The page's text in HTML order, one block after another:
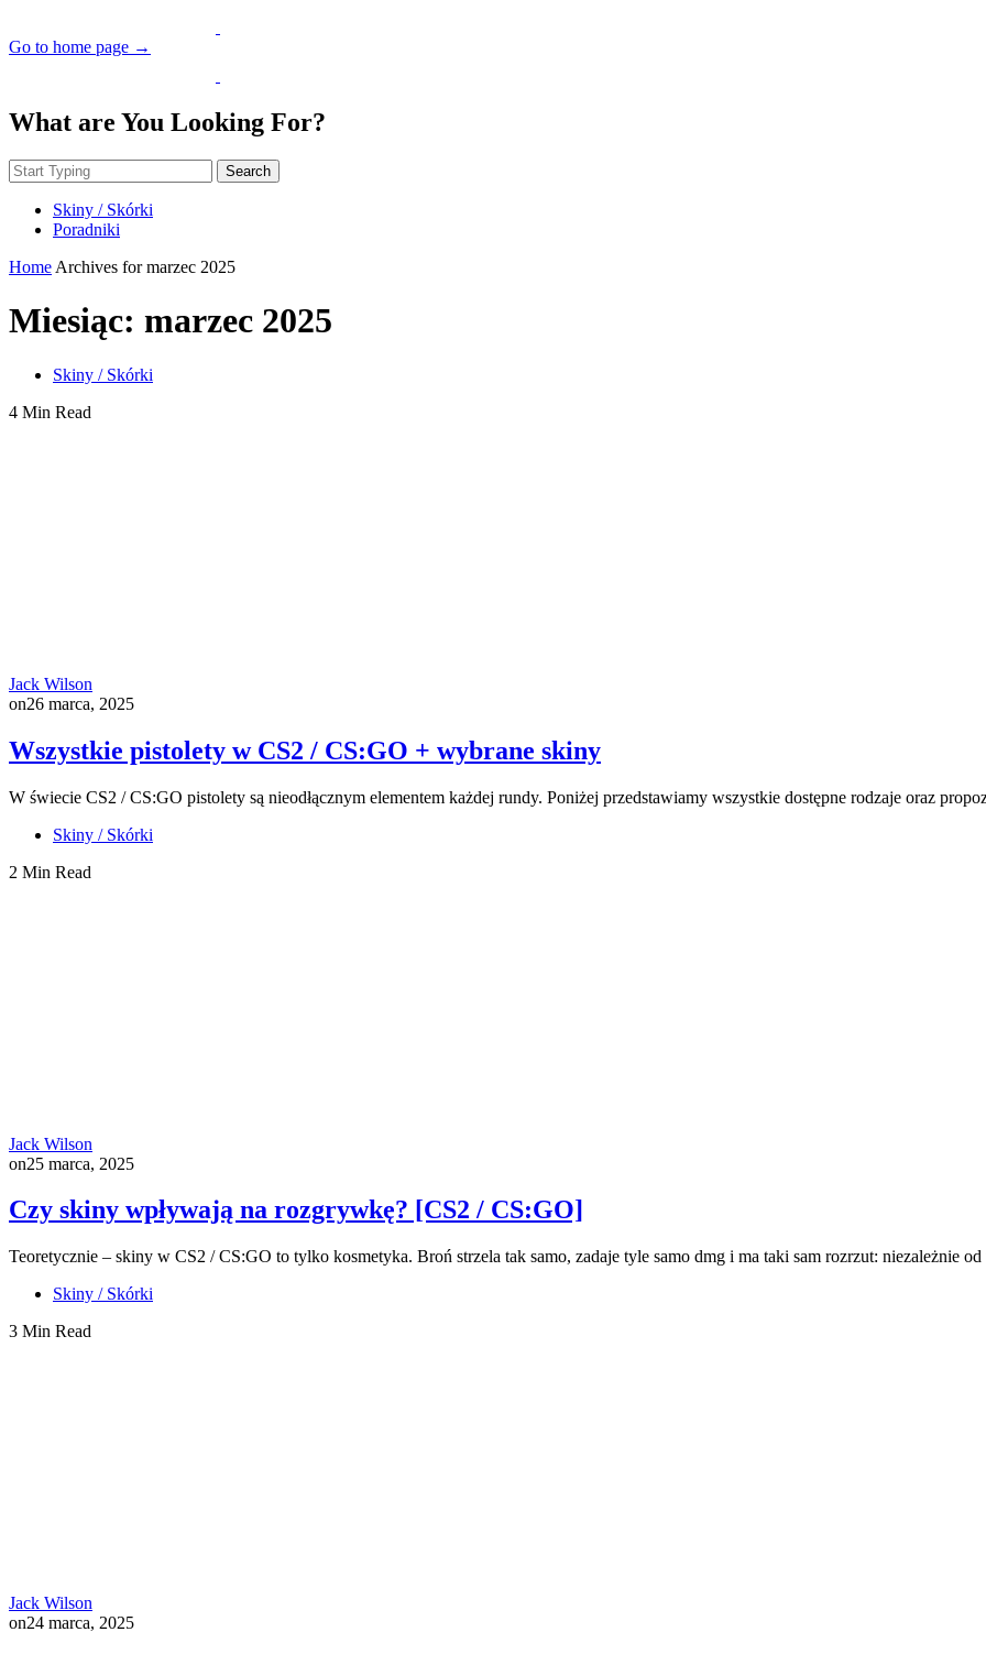
Go to home page →
What are You Looking For?
Search
Skiny / Skórki
Poradniki
Home Archives for marzec 2025
Miesiąc: marzec 2025
Skiny / Skórki
4 Min Read
Jack Wilson
on26 marca, 2025
Wszystkie pistolety w CS2 / CS:GO + wybrane skiny
W świecie CS2 / CS:GO pistolety są nieodłącznym elementem każdej rundy. Poniżej przedstawiamy wszystkie dostępne rodzaje oraz
Skiny / Skórki
2 Min Read
Jack Wilson
on25 marca, 2025
Czy skiny wpływają na rozgrywkę? [CS2 / CS:GO]
Teoretycznie – skiny w CS2 / CS:GO to tylko kosmetyka. Broń strzela tak samo, zadaje tyle samo dmg i ma taki sam rozrzut: niezależnie
Skiny / Skórki
3 Min Read
Jack Wilson
on24 marca, 2025